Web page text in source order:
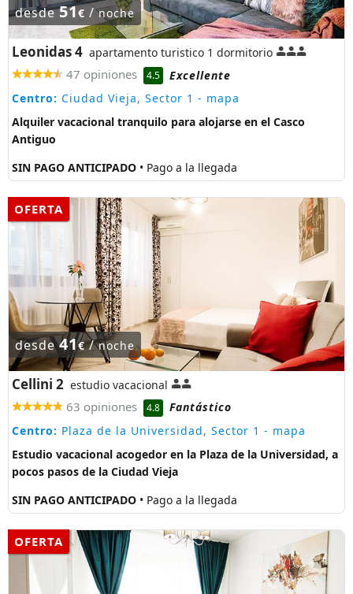
desde51€ /noche
Leonidas 4 apartamento turistico 1 dormitorio
47 opiniones 4.5
Excellente
Centro: Ciudad Vieja, Sector 1 - mapa
Alquiler vacacional tranquilo para alojarse en el Casco
Antiguo
SIN PAGO ANTICIPADO • Pago a la llegada
OFERTA
desde41€/noche
Cellini 2 estudio vacacional
63 opiniones 4.8
Fantástico
Centro: Plaza de la Universidad, Sector 1 - mapa
Estudio vacacional acogedor en la Plaza de la Universidad, a
pocos pasos de la Ciudad Vieja
SIN PAGO ANTICIPADO • Pago a la llegada
OFERTA